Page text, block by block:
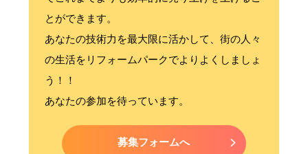
とができます。
あなたの技術力を最大限に活かして、街の人々
の生活をリフォームパークでよりよくしましょ
う！！
あなたの参加を待っています。
募集フォームへ